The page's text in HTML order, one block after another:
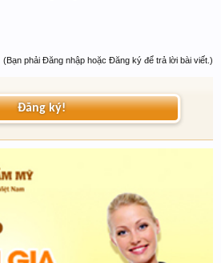
(Bạn phải Đăng nhập hoặc Đăng ký để trả lời bài viết.)
Đăng ký!